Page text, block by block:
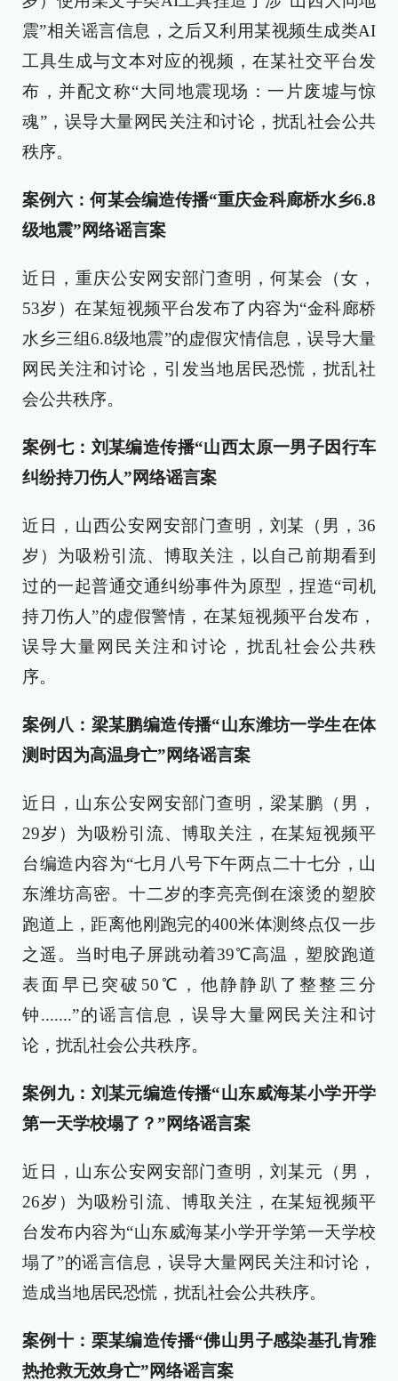
震”相关谣言信息，之后又利用某视频生成类AI
工具生成与文本对应的视频，在某社交平台发
布，并配文称“大同地震现场：一片废墟与惊
魂”，误导大量网民关注和讨论，扰乱社会公共
秩序。
案例六：何某会编造传播“重庆金科廊桥水乡6.8
级地震”网络谣言案
近日，重庆公安网安部门查明，何某会（女，
53岁）在某短视频平台发布了内容为“金科廊桥
水乡三组6.8级地震”的虚假灾情信息，误导大量
网民关注和讨论，引发当地居民恐慌，扰乱社
会公共秩序。
案例七：刘某编造传播“山西太原一男子因行车
纠纷持刀伤人”网络谣言案
近日，山西公安网安部门查明，刘某（男，36
岁）为吸粉引流、博取关注，以自己前期看到
过的一起普通交通纠纷事件为原型，捏造“司机
持刀伤人”的虚假警情，在某短视频平台发布，
误导大量网民关注和讨论，扰乱社会公共秩
序。
案例八：梁某鹏编造传播“山东潍坊一学生在体
测时因为高温身亡”网络谣言案
近日，山东公安网安部门查明，梁某鹏（男，
29岁）为吸粉引流、博取关注，在某短视频平
台编造内容为“七月八号下午两点二十七分，山
东潍坊高密。十二岁的李亮亮倒在滚烫的塑胶
跑道上，距离他刚跑完的400米体测终点仅一步
之遥。当时电子屏跳动着39℃高温，塑胶跑道
表面早已突破50℃，他静静趴了整整三分
钟.......”的谣言信息，误导大量网民关注和讨
论，扰乱社会公共秩序。
案例九：刘某元编造传播“山东威海某小学开学
第一天学校塌了？”网络谣言案
近日，山东公安网安部门查明，刘某元（男，
26岁）为吸粉引流、博取关注，在某短视频平
台发布内容为“山东威海某小学开学第一天学校
塌了”的谣言信息，误导大量网民关注和讨论，
造成当地居民恐慌，扰乱社会公共秩序。
案例十：栗某编造传播“佛山男子感染基孔肯雅
热抢救无效身亡”网络谣言案